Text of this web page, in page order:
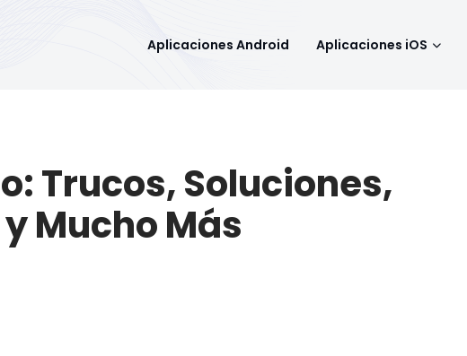
Aplicaciones Android Aplicaciones iOS
Trucos, Soluciones,
Mucho Más